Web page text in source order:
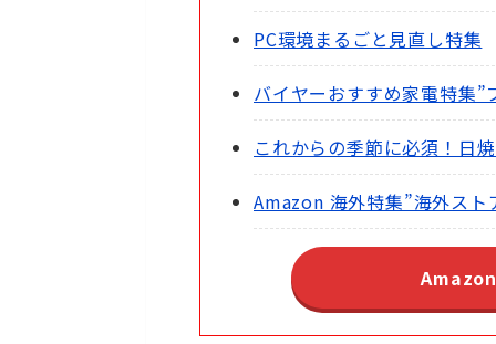
PC環境まるごと見直し特集
バイヤーおすすめ家電特集
これからの季節に必須！日
Amazon 海外特集”海外スト